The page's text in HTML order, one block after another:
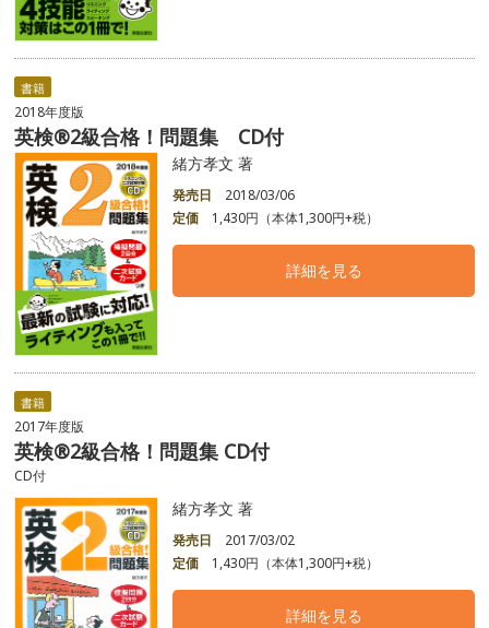
書籍
2018年度版
英検®2級合格！問題集 CD付
緒方孝文 著
発売日
2018/03/06
定価
1,430円（本体1,300円+税）
詳細を見る
書籍
2017年度版
英検®2級合格！問題集 CD付
CD付
緒方孝文 著
発売日
2017/03/02
定価
1,430円（本体1,300円+税）
詳細を見る